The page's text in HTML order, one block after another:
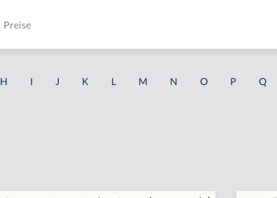
Preise
H I J K L M N O P Q